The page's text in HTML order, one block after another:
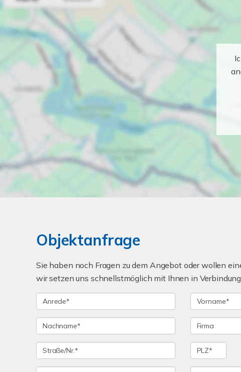
Objektanfrage
Sie haben noch Fragen zu dem Angebot oder wollen
wir setzen uns schnellstmöglich mit Ihnen in